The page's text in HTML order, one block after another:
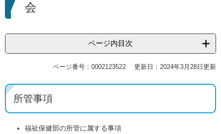
会
ページ内目次
ページ番号：0002123522 更新日：2024年3月28日更新
所管事項
福祉保健部の所管に属する事項